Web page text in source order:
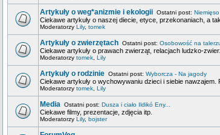
Artykuły o weg*anizmie i ekologii Ostatni post:
Ciekawe artykuły o naszej diecie, etyce, przekonaniach, a
Moderatorzy Lily, tomek
Artykuły o zwierzętach Ostatni post: Osobowość na
Ciekawe artykuły o prawach zwierząt, relacjach ludzko-
Moderatorzy tomek Lily
Artykuły o rodzinie Ostatni post: Wyborcza - Na jagody
Ciekawe artykuły o wychowywaniu dzieci i siebie nawzajem.
Moderatorzy tomek Lily
Media Ostatni post: Dusza i ciało Ildikó Eny...
Ciekawe filmy, prezentacje, zdjęcia itp.
Moderatorzy Lily, bojster